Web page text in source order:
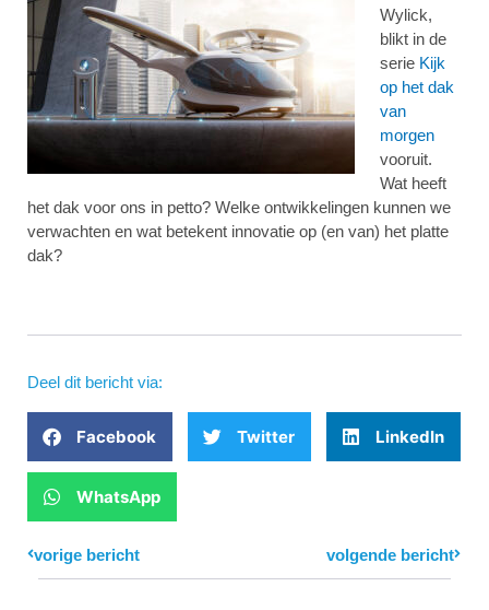
Wylick,
blikt in de
serie Kijk
op het dak
van
morgen
vooruit.
Wat heeft
het dak voor ons in petto? Welke ontwikkelingen kunnen we
verwachten en wat betekent innovatie op (en van) het platte
dak?
Deel dit bericht via:
Facebook Twitter LinkedIn
WhatsApp
Prev
vorige bericht volgende berichtNext